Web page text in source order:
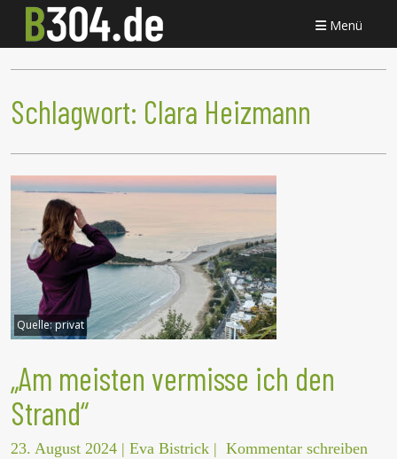
Menü
Schlagwort: Clara Heizmann
Quelle:privat
„Am meisten vermisse ich den
Strand“
23. August 2024 | Eva Bistrick | Kommentar schreiben